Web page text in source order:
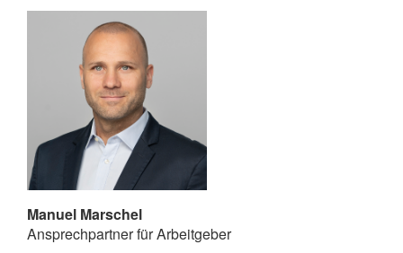
Manuel Marschel
Ansprechpartner für Arbeitgeber